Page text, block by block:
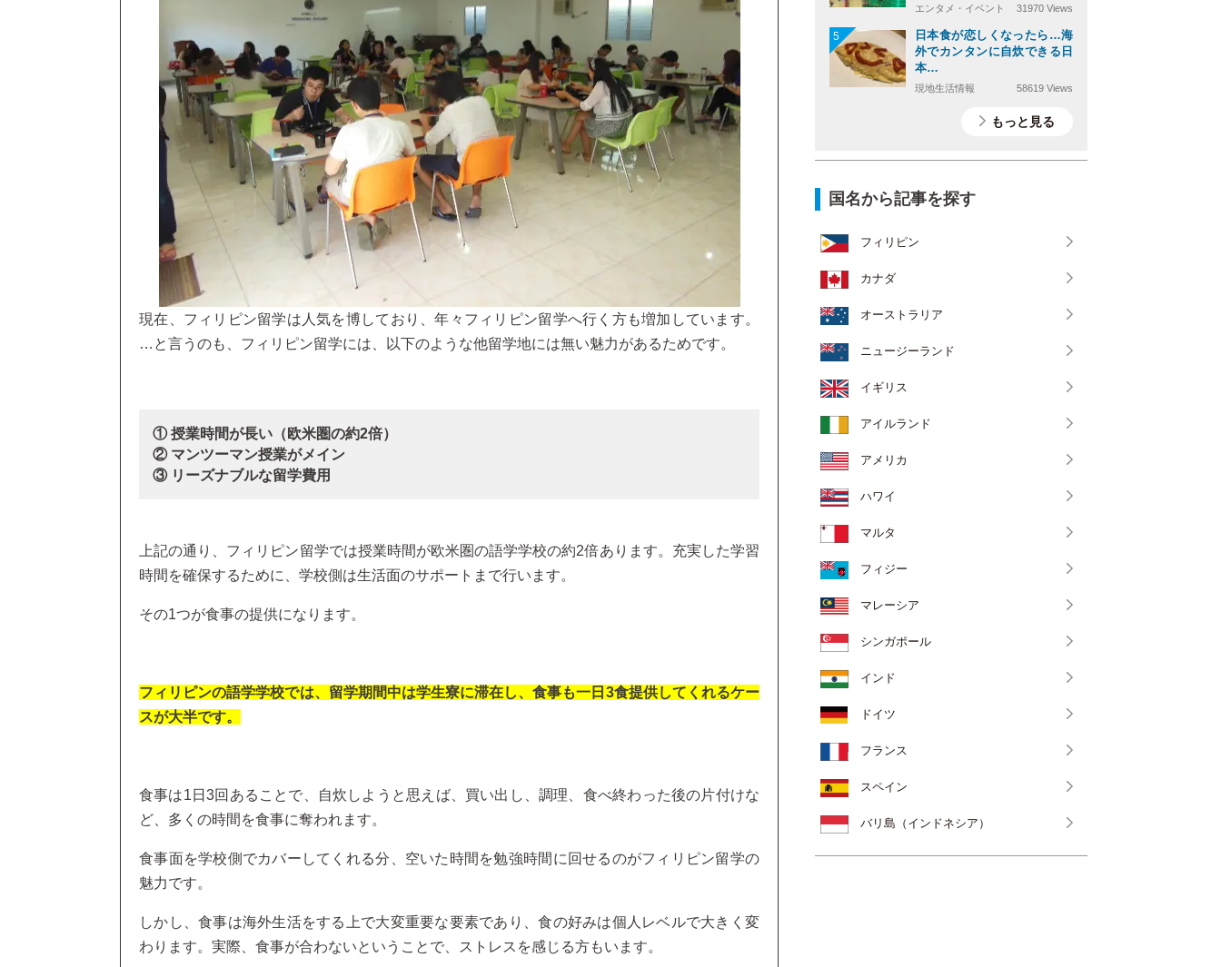
現在、フィリピン留学は人気を博しており、年々フィリピン留学へ行く方も増加しています。
…と言うのも、フィリピン留学には、以下のような他留学地には無い魅力があるためです。
① 授業時間が長い（欧米圏の約2倍）
② マンツーマン授業がメイン
③ リーズナブルな留学費用
上記の通り、フィリピン留学では授業時間が欧米圏の語学学校の約2倍あります。充実した学習
時間を確保するために、学校側は生活面のサポートまで行います。
その1つが食事の提供になります。
フィリピンの語学学校では、留学期間中は学生寮に滞在し、食事も一日3食提供してくれるケー
スが大半です。
食事は1日3回あることで、自炊しようと思えば、買い出し、調理、食べ終わった後の片付けな
ど、多くの時間を食事に奪われます。
食事面を学校側でカバーしてくれる分、空いた時間を勉強時間に回せるのがフィリピン留学の
魅力です。
しかし、食事は海外生活をする上で大変重要な要素であり、食の好みは個人レベルで大きく変
わります。実際、食事が合わないということで、ストレスを感じる方もいます。
エンタメ・イベント 31970 Views
5
日本食が恋しくなったら…海
外でカンタンに自炊できる日
本…
現地生活情報 58619 Views
もっと見る
国名から記事を探す
フィリピン
カナダ
オーストラリア
ニュージーランド
イギリス
アイルランド
アメリカ
ハワイ
マルタ
フィジー
マレーシア
シンガポール
インド
ドイツ
フランス
スペイン
バリ島（インドネシア）